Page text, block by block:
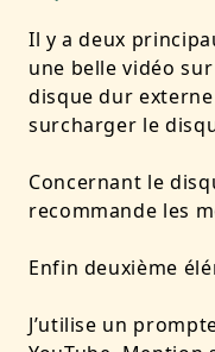
Il y a deux
une belle vidéo sur
disque dur
surcharger le
Concernant le
recommande les
Enfin deuxième
J’utilise un